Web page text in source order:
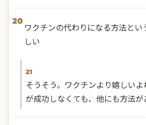
20
ワクチンの代わりになる方法と
しい
21
そうそう。ワクチンより嬉しい
が成功しなくても、他にも方法が